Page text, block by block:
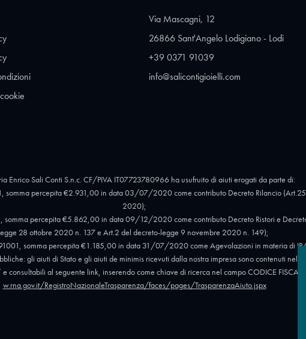
Via Mascagni, 12
26866 Sant'Angelo Lodigiano - Lodi
+39 0371 91039
info@salicontigioielli.com
Enrico Sali Conti S.n.c. CF/PIVA IT07723780966 ha usufruito di aiuti erogati da parte di:
somma percepita €2.931,00 in data 03/07/2020 come contributo Decreto Rilancio
2020);
somma percepita €5.862,00 in data 09/12/2020 come contributo Decreto Ristori e
egge 28 ottobre 2020 n. 137 e Art.2 del decreto-legge 9 novembre 2020 n. 149);
somma percepita €1.185,00 in data 31/07/2020 come Agevolazioni in materia di
gli aiuti di Stato e gli aiuti de minimis ricevuti dalla nostra impresa sono contenuti nel
consultabili al seguente link, inserendo come chiave di ricerca nel campo CODICE
w.rna.gov.it/RegistroNazionaleTrasparenza/faces/pages/TrasparenzaAiuto.jspx